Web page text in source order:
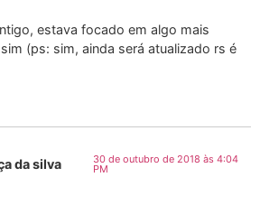
estava focado em algo mais
(ps: sim, ainda será atualizado rs é
da silva
30 de outubro de 2018 às 4:04
PM